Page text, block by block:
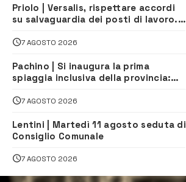
Priolo | Versalis, rispettare accordi
su salvaguardia dei posti di lavoro. Il
7 AGOSTO 2026
Pachino | Si inaugura la prima
spiaggia inclusiva della provincia:
tutti
7 AGOSTO 2026
Lentini | Martedì 11 agosto seduta di
Consiglio Comunale
7 AGOSTO 2026